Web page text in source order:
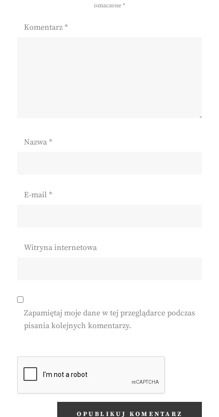
oznaczone *
Komentarz *
Nazwa *
E-mail *
Witryna internetowa
Zapamiętaj moje dane w tej przeglądarce podczas
pisania kolejnych komentarzy.